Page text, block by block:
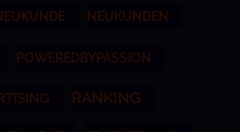
NEUKUNDEN
POWEREDBYPASSION
RANKING